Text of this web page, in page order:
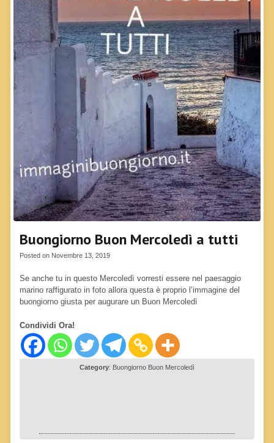
Buongiorno Buon Mercoledì a tutti
Posted on Novembre 13, 2019
Se anche tu in questo Mercoledì vorresti essere nel paesaggio
marino raffigurato in foto allora questa è proprio l’immagine del
buongiorno giusta per augurare un Buon Mercoledì
Condividi Ora!
Category: Buongiorno Buon Mercoledì